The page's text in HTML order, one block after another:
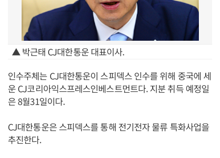
▲ 박근태 CJ대한통운 대표이사.
인수주체는 CJ대한통운이 스피덱스 인수를 위해 중국에 세
운 CJ코리아익스프레스인베스트먼트다. 지분 취득 예정일
은 8월31일이다.
CJ대한통운은 스피덱스를 통해 전기전자 물류 특화사업을
추진한다.